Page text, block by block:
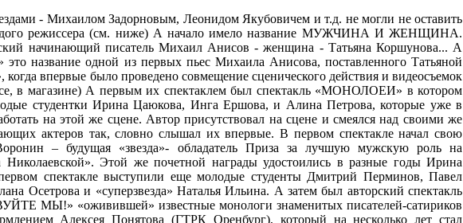
- Михаилом Задорновым, Леонидом Якубовичем и т.д. не могли не оставить
режиссера (см. ниже) А начало имело название МУЖЧИНА И ЖЕНЩИНА.
начинающий писатель Михаил Анисов - женщина - Татьяна Коршунова... А
одной из первых пьес Михаила Анисова, поставленного Татьяной
впервые было проведено совмещение сценического действия и видеосъемок
в магазине) А первым их спектаклем был спектакль «МОНОЛОЕИ» в котором
студентки Ирина Цаюкова, Инга Ершова, и Алина Петрова, которые уже в
на этой же сцене. Автор присутствовал на сцене и смеялся над своими же
актеров так, словно слышал их впервые. В первом спектакле начал свою
– будущая «звезда»- обладатель Приза за лучшую мужскую роль на
Этой же почетной награды удостоились в разные годы Ирина
спектакле выступили еще молодые студенты Дмитрий Перминов, Павел
Осетрова и «суперзвезда» Наталья Ильина. А затем был авторский спектакль
МЫ!» «оживившей» известные монологи знаменитых писателей-сатириков
Алексея Понятова (ГТРК Оренбург), который на несколько лет стал